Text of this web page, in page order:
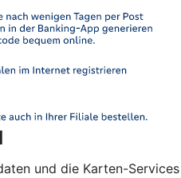
und die Karten-Services